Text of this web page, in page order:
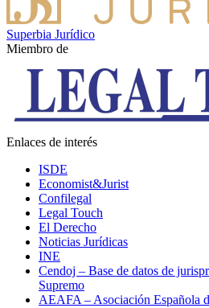
Superbia Jurídico
Miembro de
Enlaces de interés
ISDE
Economist&Jurist
Confilegal
Legal Touch
El Derecho
Noticias Jurídicas
INE
Cendoj – Base de datos de
Supremo
AEAFA – Asociación Española